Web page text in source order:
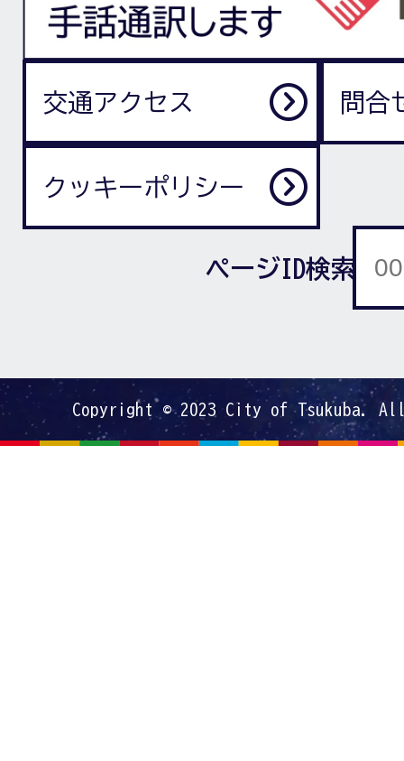
交通アクセス 問合
クッキーポリシー
ページID検索
Copyright © 2023 City of Tsukuba.